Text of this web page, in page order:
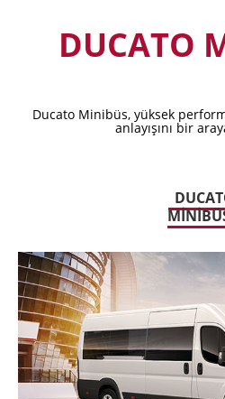
DUCATO
Ducato Minibüs, yüksek
anlayışını bir